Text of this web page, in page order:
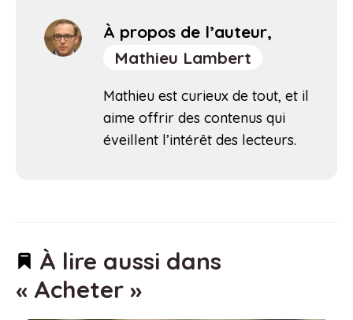
À propos de l’auteur,
Mathieu Lambert
Mathieu est curieux de tout, et il
aime offrir des contenus qui
éveillent l’intérêt des lecteurs.
À lire aussi dans
« Acheter »